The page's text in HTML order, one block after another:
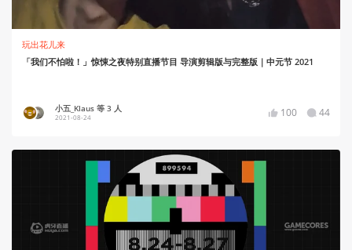
玩出花儿来
「我们不怕啦！」惊悚之夜特别直播节目 导演剪辑版与完整版｜中元节 2021
小五_Klaus 等 3 人
2021-08-24 100 44